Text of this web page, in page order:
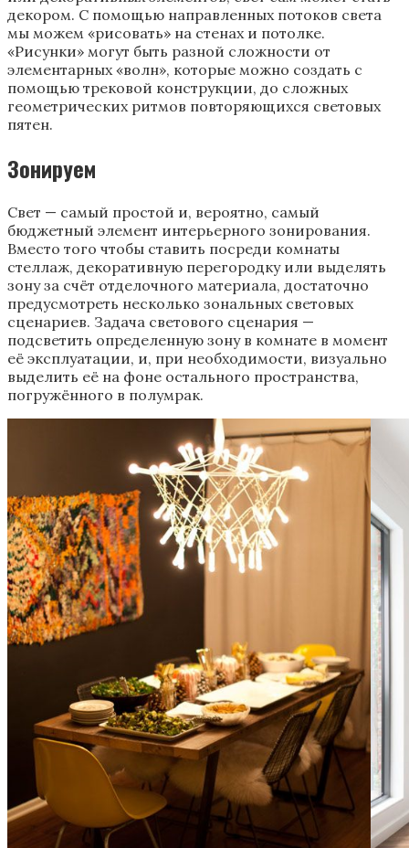
декором. С помощью направленных потоков света
мы можем «‎рисовать» на стенах и потолке.
«Рисунки» могут быть разной сложности от
элементарных «‎волн», которые можно создать с
помощью трековой конструкции, до сложных
геометрических ритмов повторяющихся световых
пятен.
Зонируем
Свет — самый простой и, вероятно, самый
бюджетный элемент интерьерного зонирования.
Вместо того чтобы ставить посреди комнаты
стеллаж, декоративную перегородку или выделять
зону за счёт отделочного материала, достаточно
предусмотреть несколько зональных световых
сценариев. Задача светового сценария —
подсветить определенную зону в комнате в момент
её эксплуатации, и, при необходимости, визуально
выделить её на фоне остального пространства,
погружённого в полумрак.